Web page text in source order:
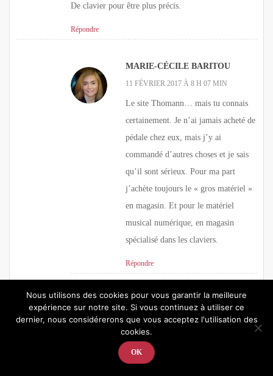
De clavier pour être plus précis.
Répondre
MARIE-CÉCILE BARITOU
11 FÉVRIER 2017 À 8 H 07 MIN
Le site Thomann… mais tu connais
certainement. Je n’ai jamais acheté de
pédale chez eux, mais j’y ai
commandé d’autres choses et je sais
qu’il sont sérieux. Pour ma part
j’achète toujours le « gros matériel »
en magasin. Et pour le matériel
musical numérique, en magasin
spécialisé dans les claviers.
Répondre
Nous utilisons des cookies pour vous garantir la meilleure
expérience sur notre site. Si vous continuez à utiliser ce
dernier, nous considérerons que vous acceptez l'utilisation des
cookies.
OK